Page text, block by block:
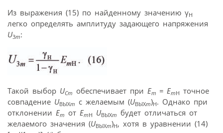
Из выражения (15) по найденному значению γН
легко определять амплитуду задающего напряжения
U3m:
Такой выбор UCm обеспечивает при Em = EmH точное
совпадение UВЫХm с желаемым (UВЫХm)Н. Однако при
отклонении Em от EmH UВЫХm будет отличаться от
желаемого значения (UВЫХm)Н, хотя в уравнении (14)